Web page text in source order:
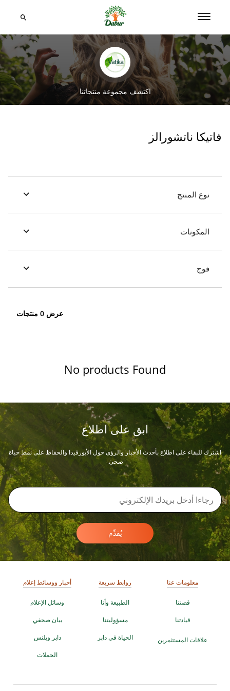
اكتشف مجموعة منتجاتنا
فاتيكا ناتشورالز
نوع المنتج
المكونات
فوج
عرض 0 منتجات
No products Found
ابق على اطلاع
اشترك للبقاء على اطلاع بأحدث الأخبار والرؤى حول الأيورفيدا والحفاظ على نمط حياة
صحي.
يُقدِّم
معلومات عنا
قصتنا
قيادتنا
علاقات المستثمرين
روابط سريعة
الطبيعة وأنا
مسؤوليتنا
الحياة في دابر
أخبار ووسائط إعلام
وسائل الإعلام
بيان صحفي
دابر ويلنس
الحملات